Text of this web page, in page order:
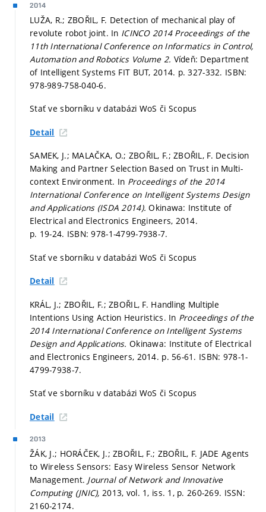
2014
LUŽA, R.; ZBOŘIL, F. Detection of mechanical play of
revolute robot joint. In ICINCO 2014 Proceedings of the
11th International Conference on Informatics in Control,
Automation and Robotics Volume 2. Vídeň: Department
of Intelligent Systems FIT BUT, 2014. p. 327-332. ISBN:
978-989-758-040-6.
Stať ve sborníku v databázi WoS či Scopus
Detail
SAMEK, J.; MALAČKA, O.; ZBOŘIL, F.; ZBOŘIL, F. Decision
Making and Partner Selection Based on Trust in Multi-
context Environment. In Proceedings of the 2014
International Conference on Intelligent Systems Design
and Applications (ISDA 2014).Okinawa: Institute of
Electrical and Electronics Engineers, 2014.
p. 19-24. ISBN: 978-1-4799-7938-7.
Stať ve sborníku v databázi WoS či Scopus
Detail
KRÁL, J.; ZBOŘIL, F.; ZBOŘIL, F. Handling Multiple
Intentions Using Action Heuristics. In Proceedings of the
2014 International Conference on Intelligent Systems
Design and Applications. Okinawa: Institute of Electrical
and Electronics Engineers, 2014. p. 56-61. ISBN: 978-1-
4799-7938-7.
Stať ve sborníku v databázi WoS či Scopus
Detail
2013
ŽÁK, J.; HORÁČEK, J.; ZBOŘIL, F.; ZBOŘIL, F. JADE Agents
to Wireless Sensors: Easy Wireless Sensor Network
Management. Journal of Network and Innovative
Computing (JNIC),2013, vol. 1, iss. 1, p. 260-269. ISSN:
2160-2174.